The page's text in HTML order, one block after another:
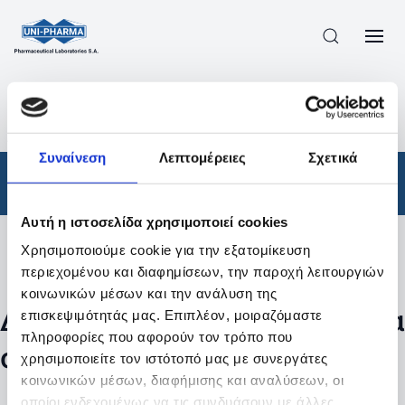
Συναίνεση Λεπτομέρειες Σχετικά
Αυτή η ιστοσελίδα χρησιμοποιεί cookies
Χρησιμοποιούμε cookie για την εξατομίκευση
περιεχομένου και διαφημίσεων, την παροχή λειτουργιών
κοινωνικών μέσων και την ανάλυση της
επισκεψιμότητάς μας. Επιπλέον, μοιραζόμαστε
πληροφορίες που αφορούν τον τρόπο που
χρησιμοποιείτε τον ιστότοπό μας με συνεργάτες
κοινωνικών μέσων, διαφήμισης και αναλύσεων, οι
οποίοι ενδεχομένως να τις συνδυάσουν με άλλες
ΠΡΟΪΟΝΤΑ
ΑΠΟΤΕΛΕΣΜΑΤΑ ΑΝΑΖΗΤΗΣΗΣ
Φάρμακα
Φίλτρα
Δεν βρέθηκαν προϊόντα με τα
συγκεκριμένα φίλτρα